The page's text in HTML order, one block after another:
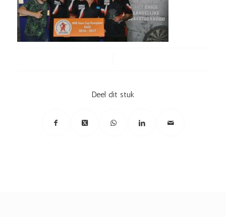
Deel dit stuk